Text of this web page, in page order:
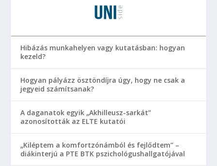
Hibázás munkahelyen vagy kutatásban: hogyan
kezeld?
Hogyan pályázz ösztöndíjra úgy, hogy ne csak a
jegyeid számítsanak?
A daganatok egyik „Akhilleusz-sarkát”
azonosították az ELTE kutatói
„Kiléptem a komfortzónámból és fejlődtem” –
diákinterjú a PTE BTK pszichológushallgatójával